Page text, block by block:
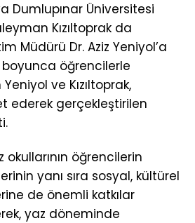
Dumlupınar Üniversitesi
Kızıltoprak da
Müdürü Dr. Aziz Yeniyol’a
öğrencilerle
ve Kızıltoprak,
ederek gerçekleştirilen
okullarının öğrencilerin
yanı sıra sosyal, kültürel
de önemli katkılar
yaz döneminde